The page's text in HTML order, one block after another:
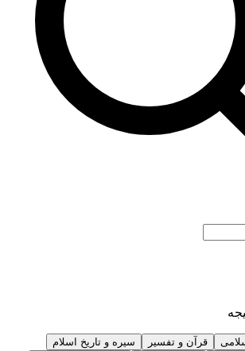
قرآن و تفسیر
سیره و تاریخ اسلام